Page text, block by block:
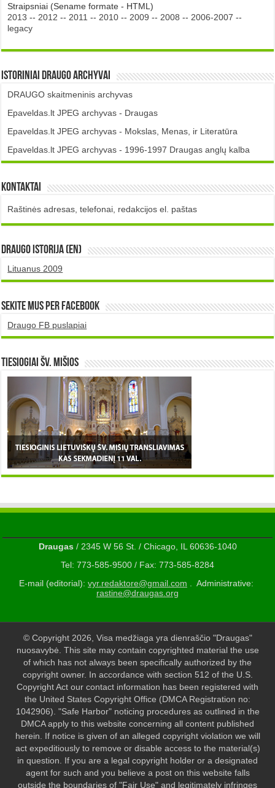
Straipsniai (Sename formate - HTML)
2013 -- 2012 -- 2011 -- 2010 -- 2009 -- 2008 -- 2006-2007 --
legacy
Istoriniai DRAUGO Archyvai
DRAUGO skaitmeninis archyvas
Epaveldas.lt JPEG archyvas - Draugas
Epaveldas.lt JPEG archyvas - Mokslas, Menas, ir Literatūra
Epaveldas.lt JPEG archyvas - 1996-1997 Draugas anglų kalba
Kontaktai
Raštinės adresas, telefonai, redakcijos el. paštas
DRAUGO istorija (EN)
Lituanus 2009
Sekite mus per Facebook
Draugo FB puslapiai
TIESIOGIAI šv. MIŠIOS
Draugas/ 2345 W 56 St. / Chicago, IL 60636-1040
Tel: 773-585-9500 / Fax: 773-585-8284
E-mail (editorial): vyr.redaktore@gmail.com . Administrative:
rastine@draugas.org
© Copyright 2026, Visa medžiaga yra dienraščio "Draugas"
nuosavybė. This site may contain copyrighted material the use
of which has not always been specifically authorized by the
copyright owner. In accordance with section 512 of the U.S.
Copyright Act our contact information has been registered with
the United States Copyright Office (DMCA Registration no:
1042906). "Safe Harbor" noticing procedures as outlined in the
DMCA apply to this website concerning all content published
herein. If notice is given of an alleged copyright violation we will
act expeditiously to remove or disable access to the material(s)
in question. If you are a legal copyright holder or a designated
agent for such and you believe a post on this website falls
outside the boundaries of "Fair Use" and legitimately infringes